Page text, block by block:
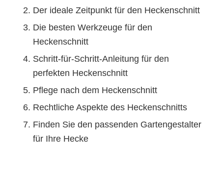
Der ideale Zeitpunkt für den Heckenschnitt
Die besten Werkzeuge für den
Heckenschnitt
Schritt-für-Schritt-Anleitung für den
perfekten Heckenschnitt
Pflege nach dem Heckenschnitt
Rechtliche Aspekte des Heckenschnitts
Finden Sie den passenden Gartengestalter
für Ihre Hecke